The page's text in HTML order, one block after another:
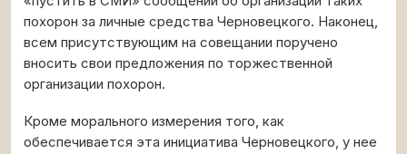
похорон за личные средства Черновецкого. Наконец,
всем присутствующим на совещании поручено
вносить свои предложения по торжественной
организации похорон.
Кроме морального измерения того, как
обеспечивается эта инициатива Черновецкого, у нее